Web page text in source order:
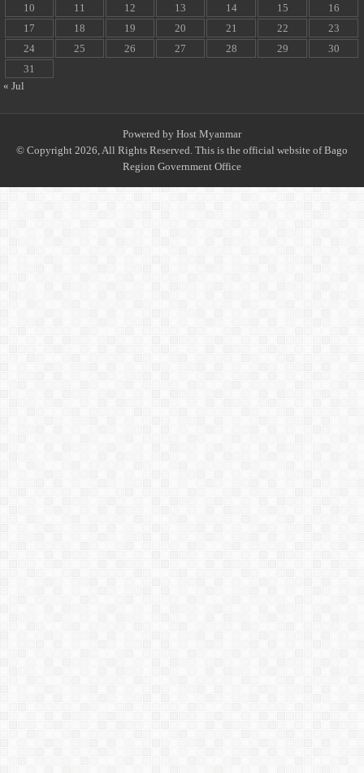
10
11 12 13 14 15
16
17
18 19 20 21 22
23
24
25 26 27 28 29
30
31
« Jul
Powered by Host Myanmar
© Copyright 2026, All Rights Reserved. This is the official website of Bago
Region Government Office